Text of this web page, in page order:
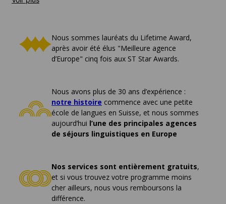
Heureusement, avec ESL, vous êtes accompagné par une
Nous sommes lauréats du Lifetime Award,
après avoir été élus "Meilleure agence
d’Europe" cinq fois aux ST Star Awards.
Nous avons plus de 30 ans d’expérience :
notre histoire commence avec une petite
école de langues en Suisse, et nous sommes
aujourd’hui l’une des principales agences
de séjours linguistiques en Europe
Nos services sont entièrement gratuits,
et si vous trouvez votre programme moins
cher ailleurs, nous vous remboursons la
différence.